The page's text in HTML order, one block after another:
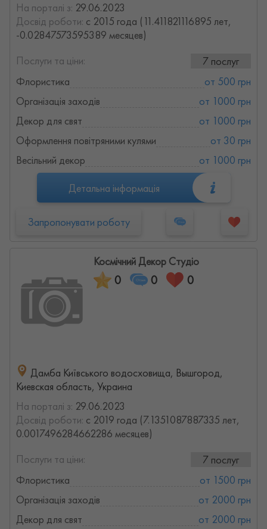
На порталі з: 29.06.2023
Досвід роботи: с 2015 года (11.411821116895 лет,
-0.02847573595389 месяцев)
Послуги та ціни:
7 послуг
Флористика
от 500 грн
Організація заходів
от 1000 грн
Декор для свят
от 1000 грн
Оформлення повітряними кулями
от 30 грн
Весільний декор
от 1000 грн
Детальна інформація
Запропонувати роботу
Космічний Декор Студіо
0 0 0
Дамба Київського водосховища, Вышгород,
Киевская область, Украина
На порталі з: 29.06.2023
Досвід роботи: с 2019 года (7.1351087887335 лет,
0.0017496284662286 месяцев)
Послуги та ціни:
7 послуг
Флористика
от 1500 грн
Організація заходів
от 2000 грн
Декор для свят
от 2000 грн